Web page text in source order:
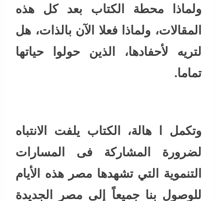
ولماذا محطة الكتاب بعد كل هذه
المقالات، ولماذا فعلا الآن بالذات، هل
لتريه لأحفادها، الذين حولوا حياتها
تماما.
وتكمل ا هالة، الكتاب يلفت الانتباه
لضرورة المشاركة فى المسارات
التنموية التي تشهدها مصر هذه الأيام
للوصول بنا جميعاً إلى مصر الجديدة